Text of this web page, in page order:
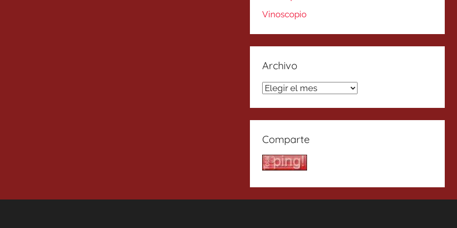
Vinoscopio
Archivo
Archivo
Comparte